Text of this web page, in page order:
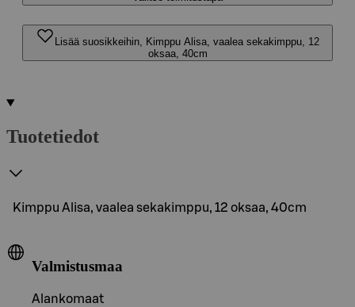
Lisää suosikkeihin, Kimppu Alisa, vaalea sekakimppu, 12
oksaa, 40cm
Tuotetiedot
Kimppu Alisa, vaalea sekakimppu, 12 oksaa, 40cm
Valmistusmaa
Alankomaat